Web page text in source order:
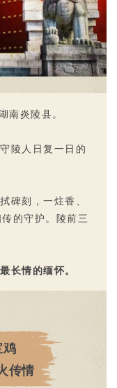
南炎陵县。
陵人日复一日的
碑刻，一炷香、
的守护。陵前三
长情的缅怀。
鸡
传情